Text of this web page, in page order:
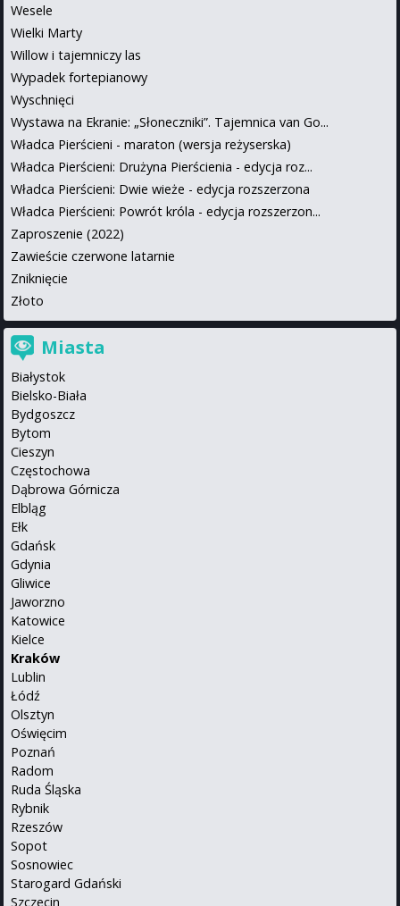
Wesele
Wielki Marty
Willow i tajemniczy las
Wypadek fortepianowy
Wyschnięci
Wystawa na Ekranie: „Słoneczniki”. Tajemnica van Go...
Władca Pierścieni - maraton (wersja reżyserska)
Władca Pierścieni: Drużyna Pierścienia - edycja roz...
Władca Pierścieni: Dwie wieże - edycja rozszerzona
Władca Pierścieni: Powrót króla - edycja rozszerzon...
Zaproszenie (2022)
Zawieście czerwone latarnie
Zniknięcie
Złoto
Miasta
Białystok
Bielsko-Biała
Bydgoszcz
Bytom
Cieszyn
Częstochowa
Dąbrowa Górnicza
Elbląg
Ełk
Gdańsk
Gdynia
Gliwice
Jaworzno
Katowice
Kielce
Kraków
Lublin
Łódź
Olsztyn
Oświęcim
Poznań
Radom
Ruda Śląska
Rybnik
Rzeszów
Sopot
Sosnowiec
Starogard Gdański
Szczecin